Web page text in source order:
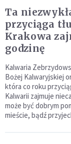
Ta
przyciąga
Krakowa
godzinę
Kalwaria
Bożej Kalwaryjskiej
która co roku
Kalwarii zajmuje
może być dobrym
mieście, bądź